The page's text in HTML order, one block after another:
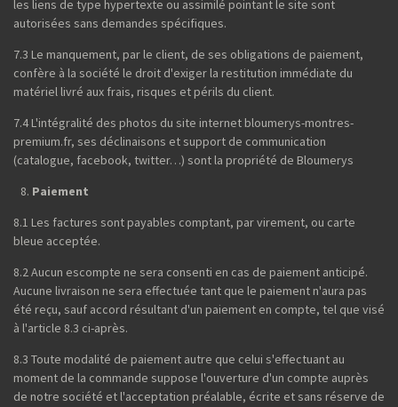
les liens de type hypertexte ou assimilé pointant le site sont
autorisées sans demandes spécifiques.
7.3 Le manquement, par le client, de ses obligations de paiement,
confère à la société le droit d'exiger la restitution immédiate du
matériel livré aux frais, risques et périls du client.
7.4 L'intégralité des photos du site internet bloumerys-montres-
premium.fr, ses déclinaisons et support de communication
(catalogue, facebook, twitter…) sont la propriété de Bloumerys
Paiement
8.1 Les factures sont payables comptant, par virement, ou carte
bleue acceptée.
8.2 Aucun escompte ne sera consenti en cas de paiement anticipé.
Aucune livraison ne sera effectuée tant que le paiement n'aura pas
été reçu, sauf accord résultant d'un paiement en compte, tel que visé
à l'article 8.3 ci-après.
8.3 Toute modalité de paiement autre que celui s'effectuant au
moment de la commande suppose l'ouverture d'un compte auprès
de notre société et l'acceptation préalable, écrite et sans réserve de